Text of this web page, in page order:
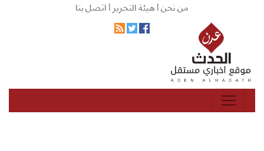
من نحن |هيئة التحرير |اتصل بنا